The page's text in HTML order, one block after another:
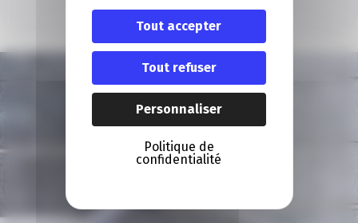
Je contacte
Tout accepter
Tout refuser
Personnaliser
Politique de
confidentialité